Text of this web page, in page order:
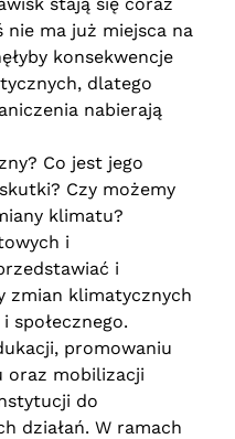
ma już miejsca na
konsekwencje
dlatego
nabierają
Co jest jego
Czy możemy
klimatu?
i
i
zmian klimatycznych
społecznego.
promowaniu
oraz mobilizacji
do
działań. W ramach